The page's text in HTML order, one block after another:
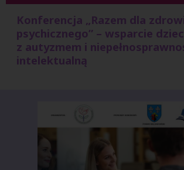
Konferencja „Razem dla
psychicznego” – wsparcie
z autyzmem i
intelektualną